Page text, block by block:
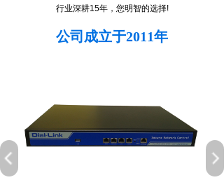
行业深耕15年，您明智的选择!
公司成立于2011年